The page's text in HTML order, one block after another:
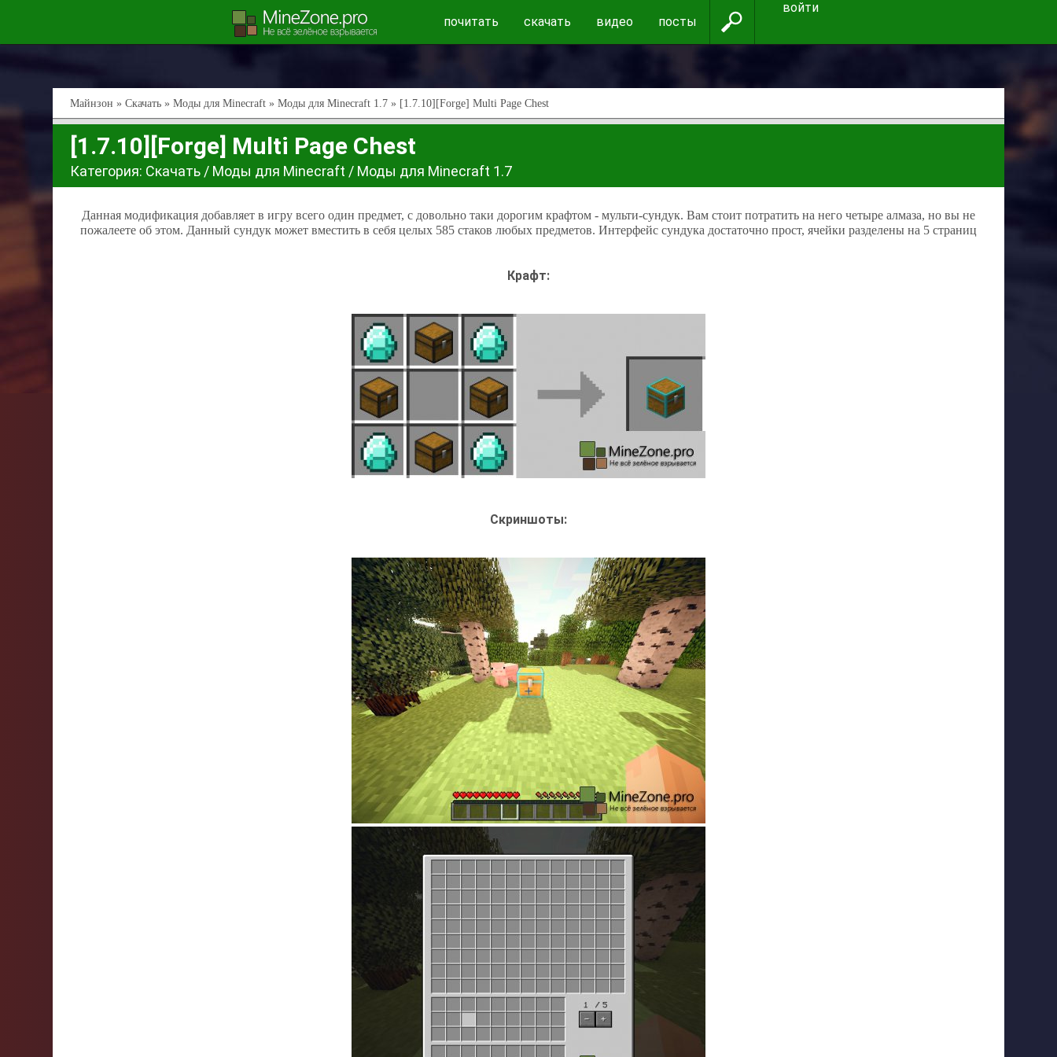
войти
почитать
скачать видео посты
Майнзон »Скачать »Моды для Minecraft »Моды для Minecraft 1.7 » [1.7.10][Forge] Multi Page Chest
[1.7.10][Forge] Multi Page Chest
Категория: Скачать / Моды для Minecraft / Моды для Minecraft 1.7
Данная модификация добавляет в игру всего один предмет, с довольно таки дорогим крафтом - мульти-сундук. Вам стоит потратить на него четыре алмаза, но вы не
пожалеете об этом. Данный сундук может вместить в себя целых 585 стаков любых предметов. Интерфейс сундука достаточно прост, ячейки разделены на 5 страниц
Крафт:
Скриншоты: